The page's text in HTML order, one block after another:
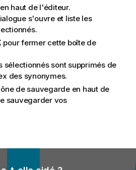
en haut de l'éditeur.
s'ouvre et liste les
pour fermer cette boîte de
sélectionnés sont supprimés de
des synonymes.
de sauvegarde en haut de
sauvegarder vos